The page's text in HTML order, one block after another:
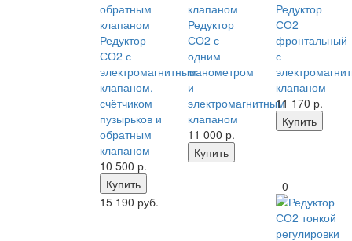
Редуктор
СО2 с
электромагнитным
клапаном,
счётчиком
пузырьков и
обратным
клапаном
10 500 р.
Купить
15 190 руб.
Редуктор
СО2 с
одним
манометром
и
электромагнитным
клапаном
11 000 р.
Купить
Редуктор
СО2
фронтальный
с
клапаном
11 170 р.
Купить
0